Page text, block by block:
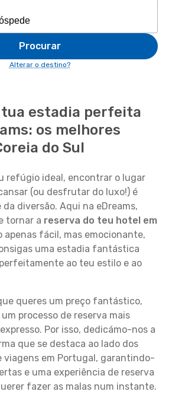
Procurar
Alterar o destino?
estadia perfeita
os melhores
do Sul
refúgio ideal, encontrar o lugar
(ou desfrutar do luxo!) é
diversão. Aqui na eDreams,
tornar a reserva do teu hotel em
apenas fácil, mas emocionante,
uma estadia fantástica
ao teu estilo e ao
queres um preço fantástico,
processo de reserva mais
Por isso, dedicámo-nos a
que se destaca ao lado dos
viagens em Portugal, garantindo-
e uma experiência de reserva
fazer as malas num instante.